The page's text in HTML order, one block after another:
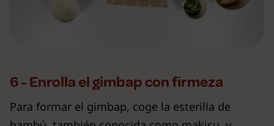
6 - Enrolla el gimbap con firmeza
Para formar el gimbap, coge la esterilla de